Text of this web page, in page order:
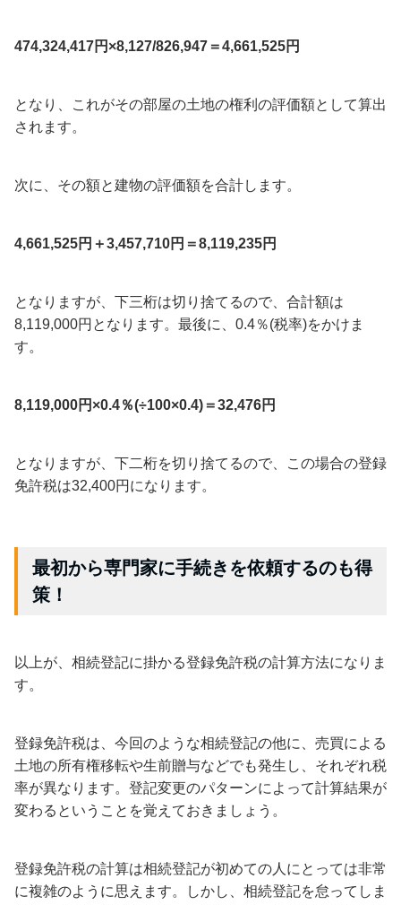
474,324,417円×8,127/826,947＝4,661,525円
となり、これがその部屋の土地の権利の評価額として算出
されます。
次に、その額と建物の評価額を合計します。
4,661,525円＋3,457,710円＝8,119,235円
となりますが、下三桁は切り捨てるので、合計額は
8,119,000円となります。最後に、0.4％(税率)をかけま
す。
8,119,000円×0.4％(÷100×0.4)＝32,476円
となりますが、下二桁を切り捨てるので、この場合の登録
免許税は32,400円になります。
最初から専門家に手続きを依頼するのも得
策！
以上が、相続登記に掛かる登録免許税の計算方法になりま
す。
登録免許税は、今回のような相続登記の他に、売買による
土地の所有権移転や生前贈与などでも発生し、それぞれ税
率が異なります。登記変更のパターンによって計算結果が
変わるということを覚えておきましょう。
登録免許税の計算は相続登記が初めての人にとっては非常
に複雑のように思えます。しかし、相続登記を怠ってしま